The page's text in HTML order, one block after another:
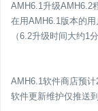
AMH6.1升级AMH6.2
在用AMH6.1版本的用
（6.2升级时间大约1
AMH6.1软件商店预
软件更新维护仅推送